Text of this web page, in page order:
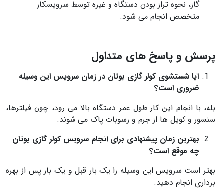
گاز، نحوه تراز بودن دستگاه و غیره توسط سرویسکار
متخصص انجام می شود.
پرسش و پاسخ های متداول
آیا شستشوی کولر گازی بوتان در زمان سرویس این وسیله
ضروری است؟
بله، با انجام این کار طول عمر دستگاه بالا می رود، چون فیلترها،
سنسور و کویل ها از جرم و رسوبات پاک می شوند.
بهترین زمان پیشنهادی برای انجام سرویس کولر گازی بوتان
چه موقع است؟
بهتر است سرویس این وسیله را یک بار قبل و یک بار پس از بهره
برداری انجام دهید.